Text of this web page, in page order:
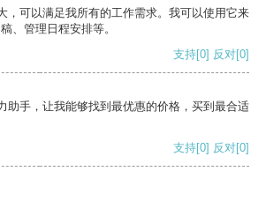
，可以满足我所有的工作需求。我可以使用它来
、管理日程安排等。
支持[0] 反对[0]
助手，让我能够找到最优惠的价格，买到最合适
支持[0] 反对[0]